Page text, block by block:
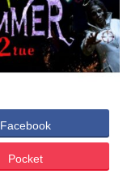
Facebook
Pocket